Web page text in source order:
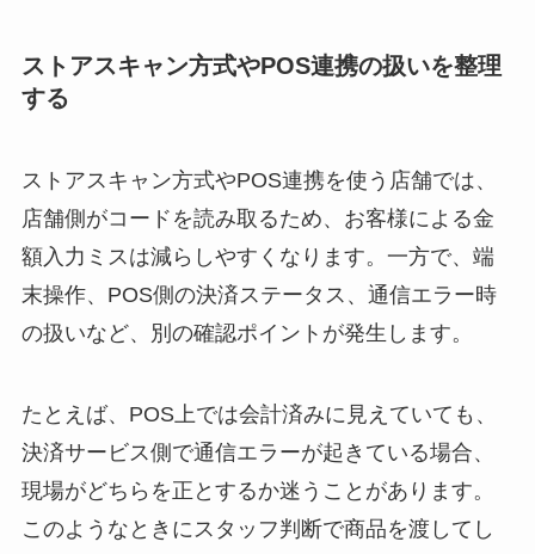
ストアスキャン方式やPOS連携の扱いを整理
する
ストアスキャン方式やPOS連携を使う店舗では、
店舗側がコードを読み取るため、お客様による金
額入力ミスは減らしやすくなります。一方で、端
末操作、POS側の決済ステータス、通信エラー時
の扱いなど、別の確認ポイントが発生します。
たとえば、POS上では会計済みに見えていても、
決済サービス側で通信エラーが起きている場合、
現場がどちらを正とするか迷うことがあります。
このようなときにスタッフ判断で商品を渡してし